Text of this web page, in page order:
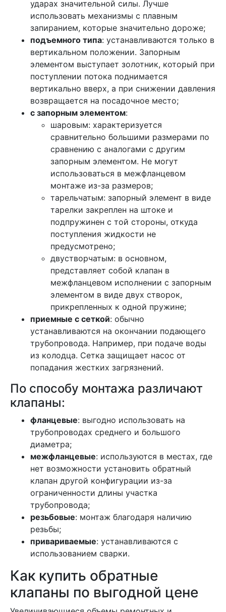
ударах значительной силы. Лучше
использовать механизмы с плавным
запиранием, которые значительно дороже;
подъемного типа: устанавливаются только в
вертикальном положении. Запорным
элементом выступает золотник, который при
поступлении потока поднимается
вертикально вверх, а при снижении давления
возвращается на посадочное место;
с запорным элементом:
шаровым: характеризуется
сравнительно большими размерами по
сравнению с аналогами с другим
запорным элементом. Не могут
использоваться в межфланцевом
монтаже из-за размеров;
тарельчатым: запорный элемент в виде
тарелки закреплен на штоке и
подпружинен с той стороны, откуда
поступления жидкости не
предусмотрено;
двустворчатым: в основном,
представляет собой клапан в
межфланцевом исполнении с запорным
элементом в виде двух створок,
прикрепленных к одной пружине;
приемные с сеткой: обычно
устанавливаются на окончании подающего
трубопровода. Например, при подаче воды
из колодца. Сетка защищает насос от
попадания жестких загрязнений.
По способу монтажа различают
клапаны:
фланцевые: выгодно использовать на
трубопроводах среднего и большого
диаметра;
межфланцевые: используются в местах, где
нет возможности установить обратный
клапан другой конфигурации из-за
ограниченности длины участка
трубопровода;
резьбовые: монтаж благодаря наличию
резьбы;
привариваемые: устанавливаются с
использованием сварки.
Как купить обратные
клапаны по выгодной цене